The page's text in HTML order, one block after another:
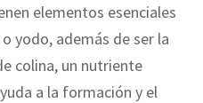
elementos esenciales
yodo, además de ser la
colina, un nutriente
a la formación y el